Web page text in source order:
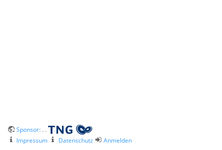
Sponsor: . .
Impressum
Datenschutz Anmelden